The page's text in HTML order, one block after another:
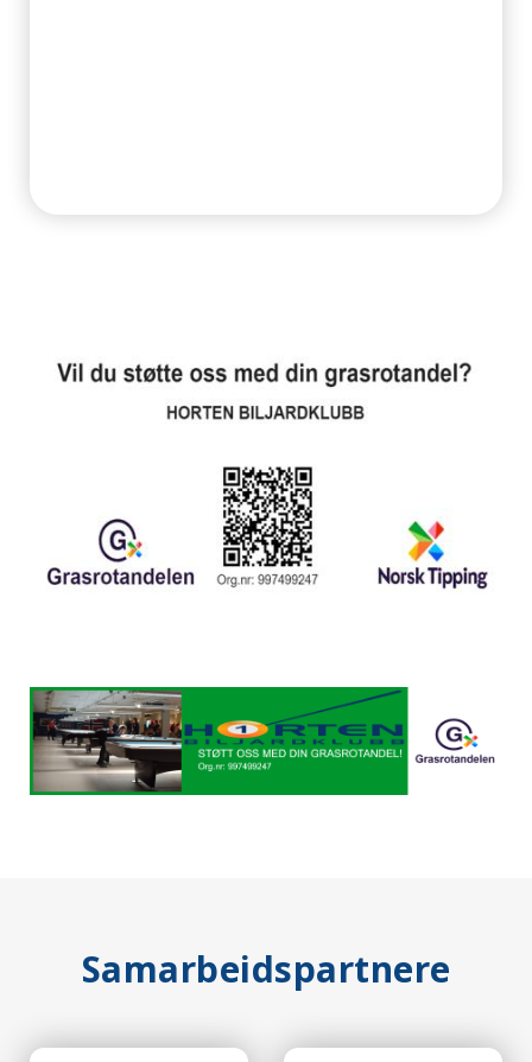
Samarbeidspartnere